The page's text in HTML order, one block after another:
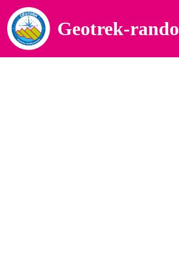
Geotrek-rando